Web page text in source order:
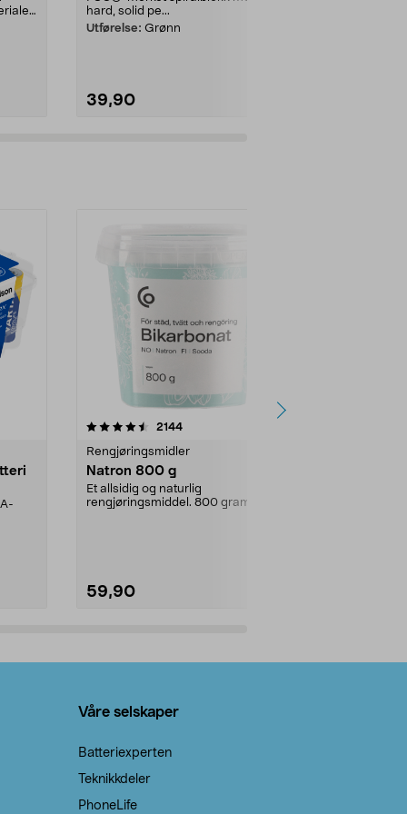
-
hard, solid pe...
Utførelse: Grønn
39,90
2144anmeldelser
Rengjøringsmidler
Natron 800 g
Et allsidig og naturlig
rengjøringsmiddel. 800 gram
59,90
4.0av 5 stjerner
Våre selskaper
Batteriexperten
Teknikkdeler
PhoneLife